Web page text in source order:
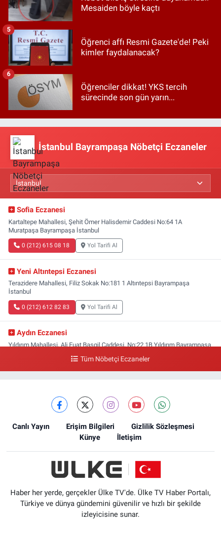
Mesaiden böyle kaçtı
Öğrenci affı Resmi Gazete'de! Peki
kimler faydalanacak?
5
Öğrenciler dikkat! YKS tercih
sürecinde son gün yarın...
6
İstanbul Bayrampaşa Nöbetçi Eczaneler
Sofia Eczanesi
Kartaltepe Mahallesi, Şehit Ömer Halisdemir Caddesi No:64 1A
Muratpaşa Bayrampaşa İstanbul
0 (212) 615 08 18 Yol Tarifi Al
Yeni Altıntepsi Eczanesi
Terazidere Mahallesi, Filiz Sokak No:181 1 Altıntepsi Bayrampaşa
İstanbul
0 (212) 612 82 83 Yol Tarifi Al
Aydın Eczanesi
Yıldırım Mahallesi, Ali Fuat Başgil Caddesi, No:22 1B Yıldırım Bayrampaşa
Tüm Nöbetçi Eczaneler
Canlı Yayın Erişim Bilgileri
Gizlilik Sözleşmesi
Künye
İletişim
Haber her yerde, gerçekler Ülke TV'de. Ülke TV Haber Portalı,
Türkiye ve dünya gündemini güvenilir ve hızlı bir şekilde
izleyicisine sunar.